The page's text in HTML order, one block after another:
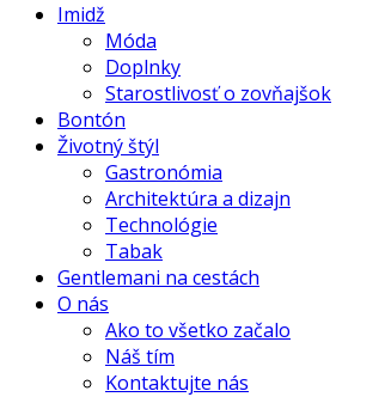
Imidž
Móda
Doplnky
Starostlivosť o zovňajšok
Bontón
Životný štýl
Gastronómia
Architektúra a dizajn
Technológie
Tabak
Gentlemani na cestách
O nás
Ako to všetko začalo
Náš tím
Kontaktujte nás